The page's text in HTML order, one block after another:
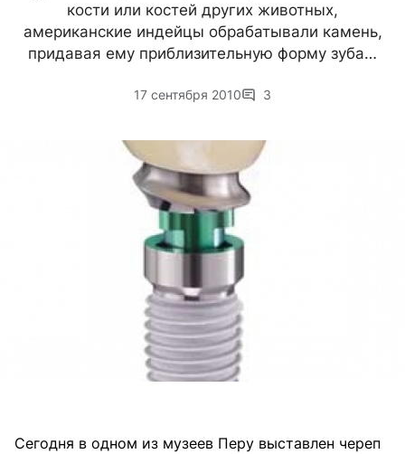
кости или костей других животных,
американские индейцы обрабатывали камень,
придавая ему приблизительную форму зуба…
17 сентября 2010 3
Сегодня в одном из музеев Перу выставлен череп